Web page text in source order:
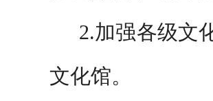
2.加强各级文
文化馆。